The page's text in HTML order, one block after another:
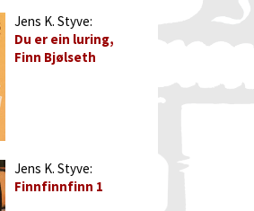
Jens K. Styve:
Du er ein luring,
Finn Bjølseth
Jens K. Styve:
Finnfinnfinn 1